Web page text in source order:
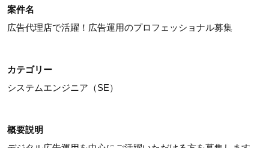
案件名
広告代理店で活躍！広告運用のプロフェッショナル募集
カテゴリー
システムエンジニア（SE）
概要説明